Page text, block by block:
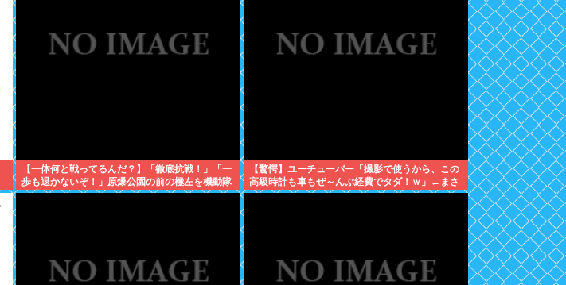
【一体何と戦ってるんだ？】「徹底抗戦！」「一
歩も退かないぞ！」原爆公園の前の極左を機動隊
が排除
【驚愕】ユーチューバー「撮影で使うから、この
高級時計も車もぜ～んぶ経費でタダ！ｗ」←まさ
かコレ本気にしてる奴なんておらんよな？よな？